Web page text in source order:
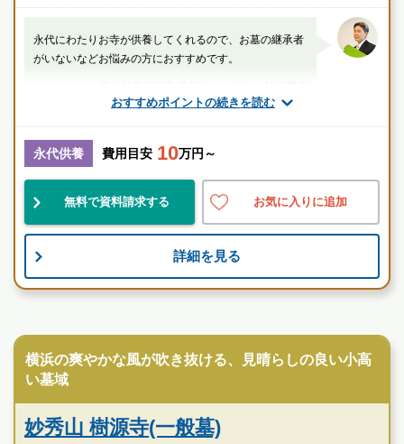
おすすめポイントの続きを読む
永代にわたりお寺が供養してくれるので、お墓の継承者
がいないなどお悩みの方におすすめです。
1級葬祭ディレクター 田中（業界歴15年）
神奈川県 横浜市金沢区 金沢八景(京急線)駅
宗教不問
お墓のことなら何でもご相談ください
現地を見学して実際の雰囲気をお確かめください
霊園墓地のプロフェッショナルが無料でご案内いたしま
永代供養 費用目安 10万円～
無料で資料請求する お気に入りに追加
詳細を見る
横浜の爽やかな風が吹き抜ける、見晴らしの良い小高
い墓域
妙秀山 樹源寺(一般墓)